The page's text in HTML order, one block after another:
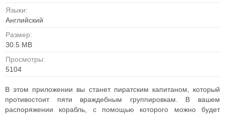
Языки:
Английский
Размер:
30.5 MB
Просмотры:
5104
В этом приложении вы станет пиратским капитаном, который
противостоит пяти враждебным группировкам. В вашем
распоряжении корабль, с помощью которого можно будет